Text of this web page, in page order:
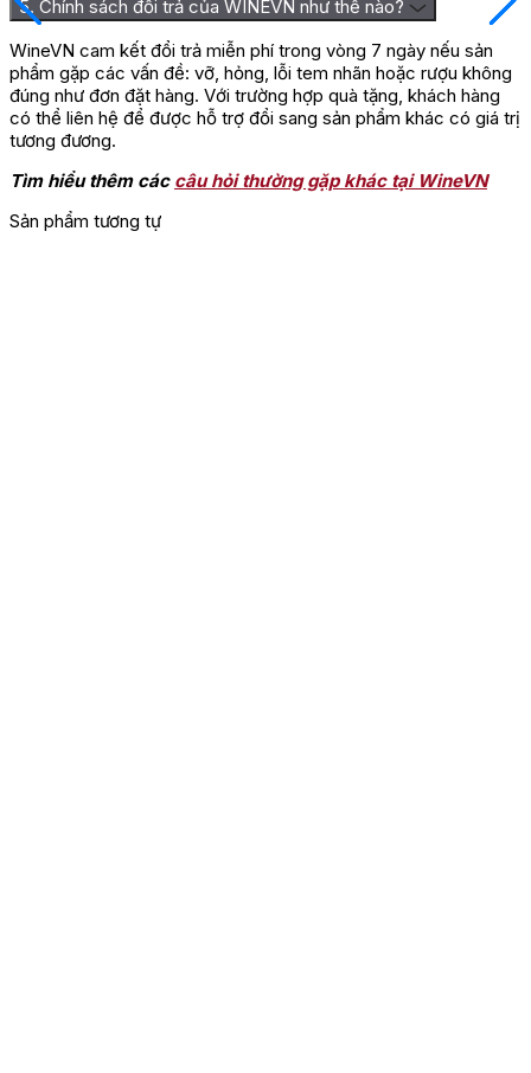
5. Chính sách đổi trả của WINEVN như thế nào?
WineVN cam kết đổi trả miễn phí trong vòng 7 ngày nếu sản
phẩm gặp các vấn đề: vỡ, hỏng, lỗi tem nhãn hoặc rượu không
đúng như đơn đặt hàng. Với trường hợp quà tặng, khách hàng
có thể liên hệ để được hỗ trợ đổi sang sản phẩm khác có giá trị
tương đương.
Tìm hiểu thêm các câu hỏi thường gặp khác tại WineVN
Sản phẩm tương tự